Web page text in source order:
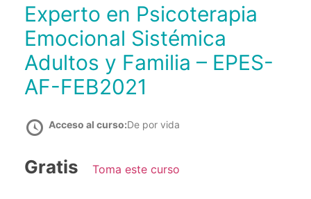
Experto en Psicoterapia
Emocional Sistémica
Adultos y Familia – EPES-
AF-FEB2021
Acceso al curso:De por vida
Gratis Toma este curso